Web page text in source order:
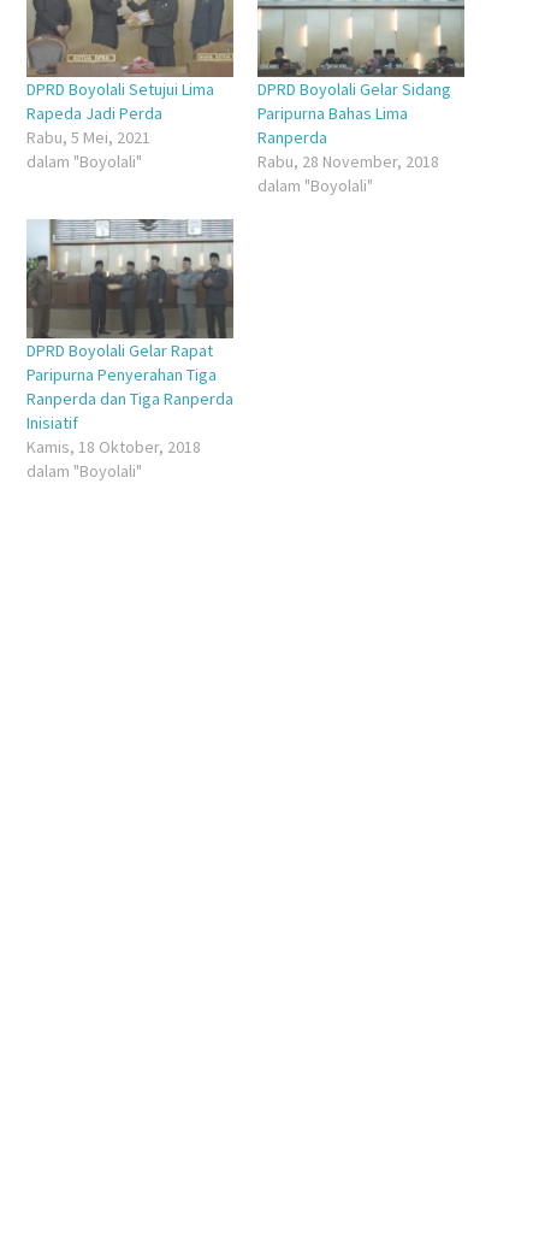
baru)
DPRD Boyolali Setujui Lima
Rapeda Jadi Perda
Rabu, 5 Mei, 2021
dalam "Boyolali"
DPRD Boyolali Gelar Sidang
Paripurna Bahas Lima
Ranperda
Rabu, 28 November, 2018
dalam "Boyolali"
DPRD Boyolali Gelar Rapat
Paripurna Penyerahan Tiga
Ranperda dan Tiga Ranperda
Inisiatif
Kamis, 18 Oktober, 2018
dalam "Boyolali"